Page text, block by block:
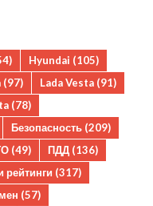
Hyundai (105)
(97) Lada Vesta (91)
(78)
Безопасность (209)
(49) ПДД (136)
рейтинги (317)
(57)